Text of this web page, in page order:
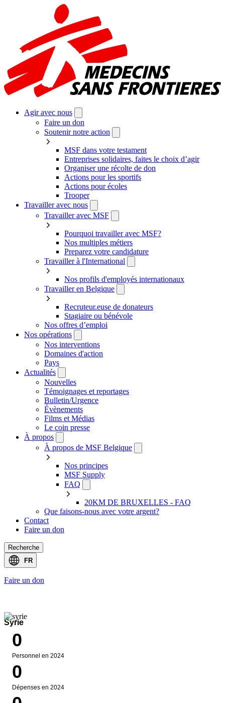
Agir avec nous
Faire un don
Soutenir notre action
MSF dans votre testament
Entreprises solidaires, faites le choix d’agir
Organiser une récolte de don
Actions pour les sportifs
Actions pour écoles
Trooper
Travailler avec nous
Travailler avec MSF
Pourquoi travailler avec MSF?
Nos multiples métiers
Preparez votre candidature
Travailler à l'International
Nos profils d'employés internationaux
Travailler en Belgique
Recruteur.euse de donateurs
Stagiaire ou bénévole
Nos offres d’emploi
Nos opérations
Nos interventions
Domaines d'action
Pays
Actualités
Nouvelles
Témoignages et reportages
Bulletin/Urgence
Évènements
Films et Médias
Le coin presse
À propos
À propos de MSF Belgique
Nos principes
MSF Supply
FAQ
20KM DE BRUXELLES - FAQ
Que faisons-nous avec votre argent?
Contact
Faire un don
Recherche
Select
language
FR
Faire un don
Syrie
0
Personnel en 2024
0
Dépenses en 2024